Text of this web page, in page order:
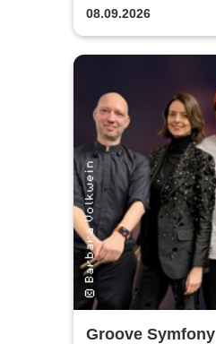
guter Begleitung
08.09.2026
Groove Symfony